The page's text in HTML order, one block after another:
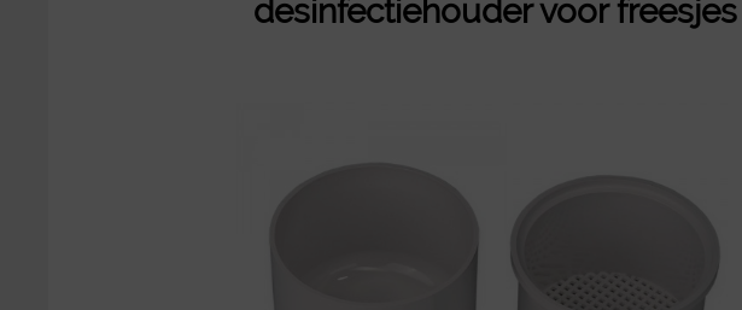
desinfectiehouder voor freesjes